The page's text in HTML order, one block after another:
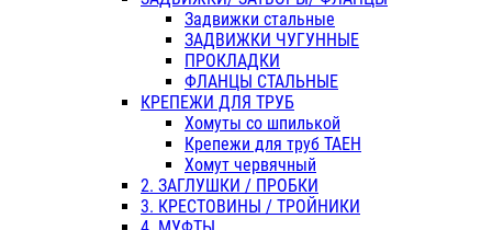
Задвижки стальные
ЗАДВИЖКИ ЧУГУННЫЕ
ПРОКЛАДКИ
ФЛАНЦЫ СТАЛЬНЫЕ
КРЕПЕЖИ ДЛЯ ТРУБ
Хомуты со шпилькой
Крепежи для труб ТАЕН
Хомут червячный
2. ЗАГЛУШКИ / ПРОБКИ
3. КРЕСТОВИНЫ / ТРОЙНИКИ